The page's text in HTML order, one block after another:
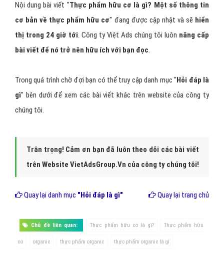
Nội dung bài viết "Thực phẩm hữu cơ là gì? Một số thông tin
cơ bản về thực phẩm hữu cơ" đang được cập nhật và sẽ hiển
thị trong 24 giờ tới. Công ty Việt Ads chúng tôi luôn nâng cấp
bài viết để nó trở nên hữu ích với bạn đọc.
Trong quá trình chờ đợi bạn có thể truy cập danh mục "Hỏi đáp là
gì" bên dưới để xem các bài viết khác trên website của công ty
chúng tôi.
Trân trọng! Cảm ơn bạn đã luôn theo dõi các bài viết
trên Website VietAdsGroup.Vn của công ty chúng tôi!
Quay lại danh mục "Hỏi đáp là gì" Quay lại trang chủ
Chủ đề liên quan: Thực phẩm hữu cơ là gì? Thực phẩm hữu
cơ organic thực phẩm organic thực phẩm organic là gì